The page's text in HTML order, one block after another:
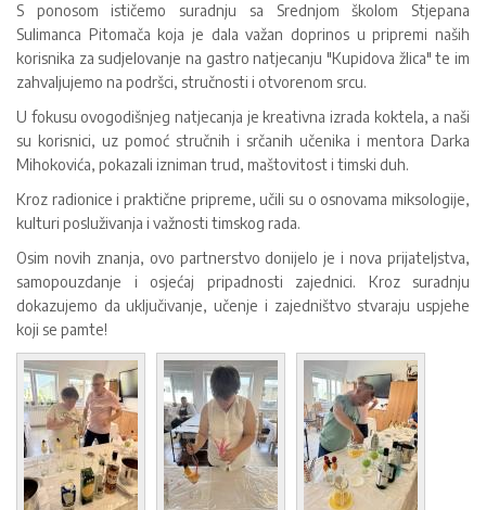
S ponosom ističemo suradnju sa Srednjom školom Stjepana
Sulimanca Pitomača koja je dala važan doprinos u pripremi naših
korisnika za sudjelovanje na gastro natjecanju "Kupidova žlica" te im
zahvaljujemo na podršci, stručnosti i otvorenom srcu.
U fokusu ovogodišnjeg natjecanja je kreativna izrada koktela, a naši
su korisnici, uz pomoć stručnih i srčanih učenika i mentora Darka
Mihokovića, pokazali izniman trud, maštovitost i timski duh.
Kroz radionice i praktične pripreme, učili su o osnovama miksologije,
kulturi posluživanja i važnosti timskog rada.
Osim novih znanja, ovo partnerstvo donijelo je i nova prijateljstva,
samopouzdanje i osjećaj pripadnosti zajednici. Kroz suradnju
dokazujemo da uključivanje, učenje i zajedništvo stvaraju uspjehe
koji se pamte!